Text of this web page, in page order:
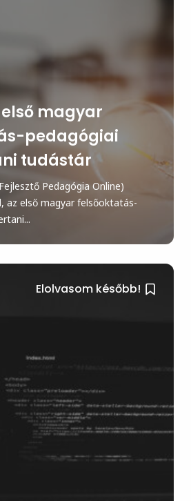
magyar
pedagógiai
tudástár
Pedagógia Online)
az első magyar felsőoktatás-
Elolvasom később!